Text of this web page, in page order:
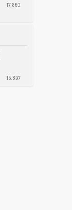
17.860
15.897